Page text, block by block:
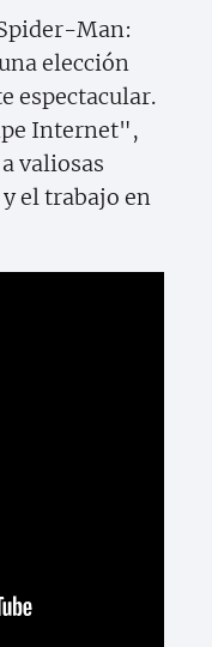
Man:
elección
espectacular.
Internet",
valiosas
el trabajo en